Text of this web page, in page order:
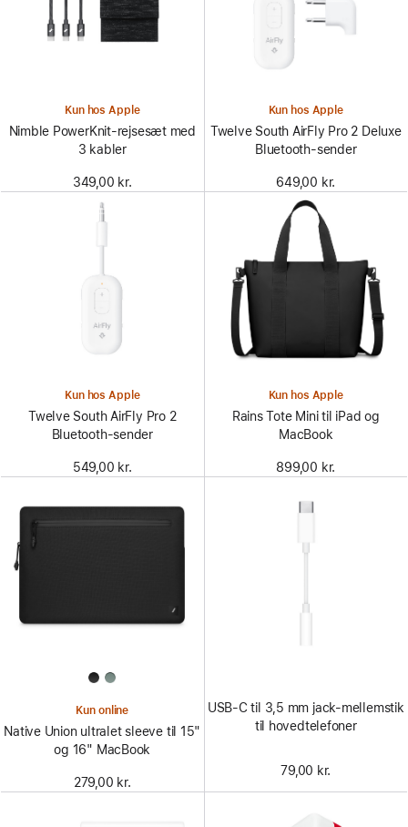
Kun hos Apple
Nimble PowerKnit-rejsesæt med
3 kabler
349,00 kr.
Kun hos Apple
Twelve South AirFly Pro 2 Deluxe
Bluetooth-sender
649,00 kr.
Kun hos Apple
Twelve South AirFly Pro 2
Bluetooth-sender
549,00 kr.
Kun hos Apple
Rains Tote Mini til iPad og
MacBook
899,00 kr.
Kun online
Native Union ultralet sleeve til 15"
og 16" MacBook
279,00 kr.
USB-C til 3,5 mm jack‑mellemstik
til hovedtelefoner
79,00 kr.